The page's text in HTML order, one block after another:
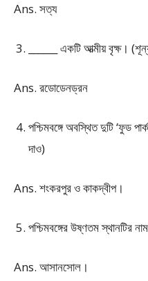
Ans. সত্য
______ একটি আত্মীয় বৃক্ষ।
Ans. রডোডেনড্রন
পশ্চিমবঙ্গে অবস্থিত দুটি ‘ফুড
দাও)
Ans. শংকরপুর ও কাকদ্বীপ।
পশ্চিমবঙ্গের উষ্ণতম স্থানটির
Ans. আসানসোল।